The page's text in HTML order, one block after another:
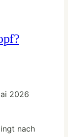
2026
nach